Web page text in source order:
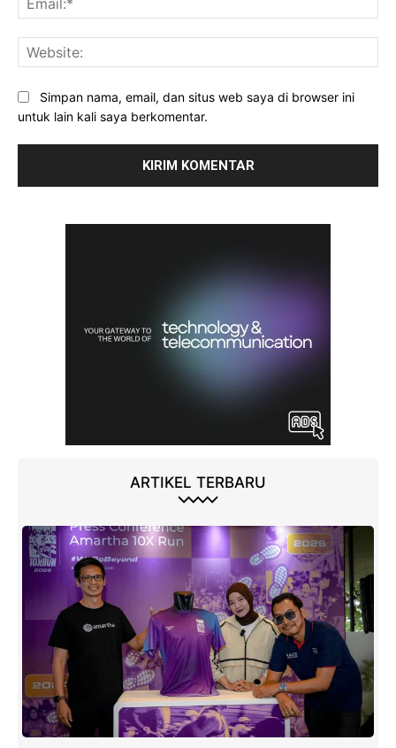
Simpan nama, email, dan situs web saya di browser ini
untuk lain kali saya berkomentar.
ARTIKEL TERBARU